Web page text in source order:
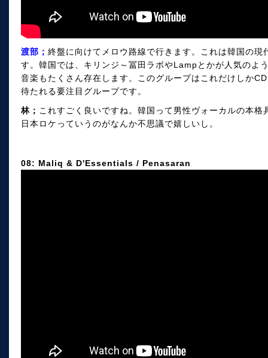
渡部； 終盤に向けてメロウ路線で行きます。これは韓国の
す。韓国では、キリンジ～冨田ラボやLampとかが人気のよ
音楽もたくさん存在します。このグループはこれだけしか
待たれる要注目グループです。
林； これすごく良いですね。韓国って男性ヴォーカルの本
日本ロケっていうのがなんか不思議で嬉しいし。
08: Maliq & D'Essentials / Penasaran